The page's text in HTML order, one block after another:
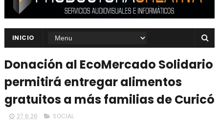
INICIO
Donación al EcoMercado Solidario
permitirá entregar alimentos
gratuitos a más familias de Curicó
27.6.26 SOCIAL